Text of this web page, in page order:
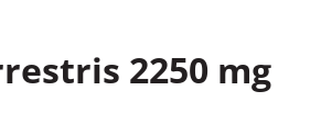
2250 mg